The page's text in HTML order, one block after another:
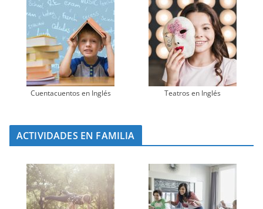
Cuentacuentos en Inglés Teatros en Inglés
ACTIVIDADES EN FAMILIA